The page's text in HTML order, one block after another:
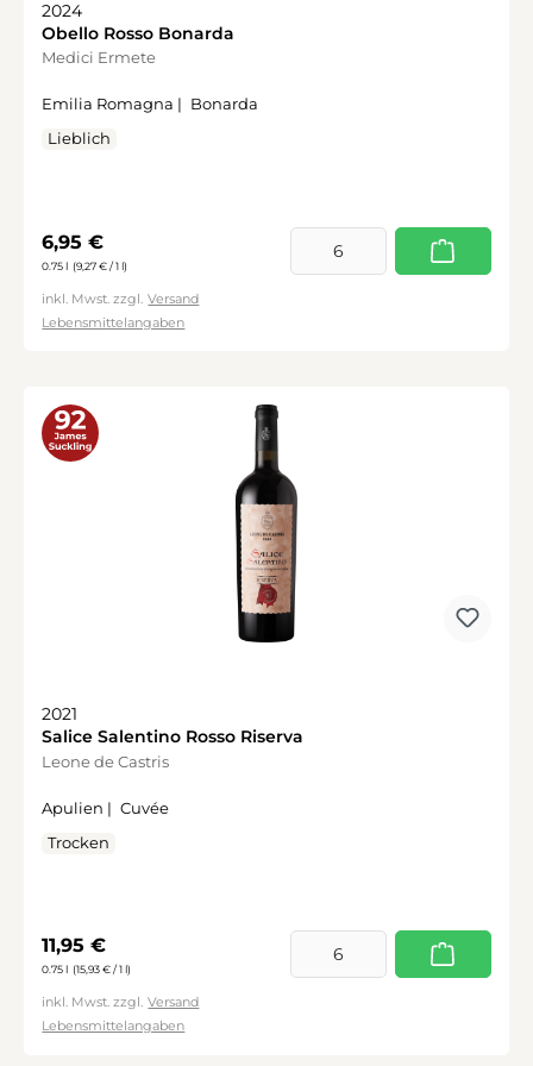
2024
Obello Rosso Bonarda
Medici Ermete
Emilia Romagna | Bonarda
Lieblich
Regulärer Preis:
6,95 €
0.75 l (9,27 € / 1 l)
inkl. Mwst. zzgl. Versand
Lebensmittelangaben
2021
Salice Salentino Rosso Riserva
Leone de Castris
Apulien | Cuvée
Trocken
Regulärer Preis:
11,95 €
0.75 l (15,93 € / 1 l)
inkl. Mwst. zzgl. Versand
Lebensmittelangaben